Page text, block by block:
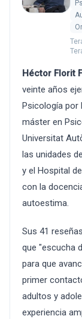
Héctor Florit
veinte años
Psicología por
máster en
Universitat
las unidades
y el Hospital
con la
autoestima.
Sus 41
que "escucha
para que
primer
adultos y
experiencia